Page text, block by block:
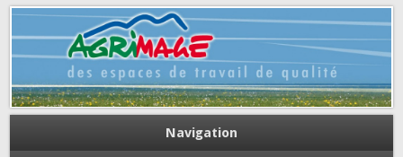
Agrimage
Des espaces de travail de qualité
Navigation